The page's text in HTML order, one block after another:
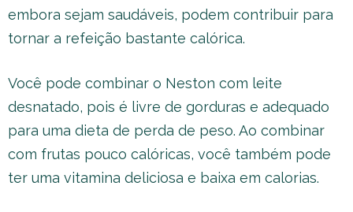
embora sejam saudáveis, podem contribuir para
tornar a refeição bastante calórica.
Você pode combinar o Neston com leite
desnatado, pois é livre de gorduras e adequado
para uma dieta de perda de peso. Ao combinar
com frutas pouco calóricas, você também pode
ter uma vitamina deliciosa e baixa em calorias.